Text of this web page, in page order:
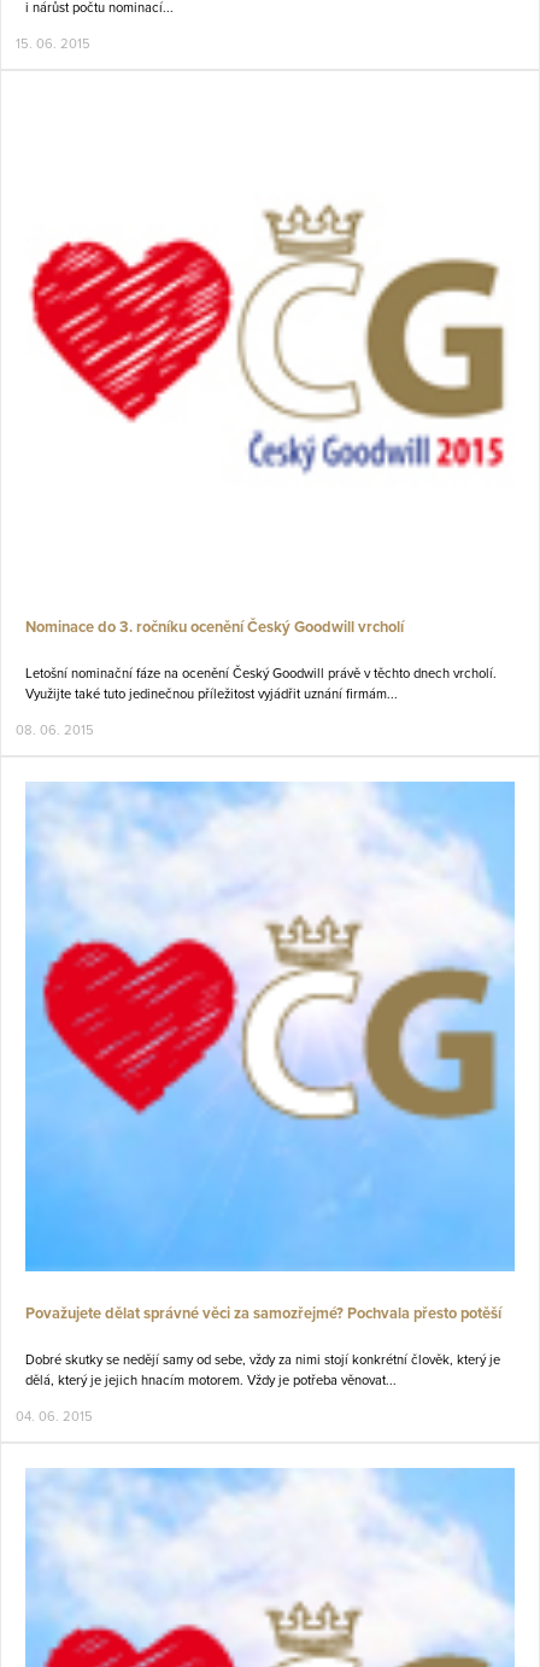
i nárůst počtu nominací...
15. 06. 2015
Nominace do 3. ročníku ocenění Český Goodwill vrcholí
Letošní nominační fáze na ocenění Český Goodwill právě v těchto dnech vrcholí.
Využijte také tuto jedinečnou příležitost vyjádřit uznání firmám...
08. 06. 2015
Považujete dělat správné věci za samozřejmé? Pochvala přesto potěší
Dobré skutky se nedějí samy od sebe, vždy za nimi stojí konkrétní člověk, který je
dělá, který je jejich hnacím motorem. Vždy je potřeba věnovat...
04. 06. 2015